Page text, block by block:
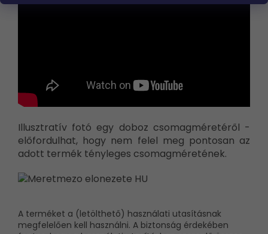
Illusztratív fotó egy doboz csomagméretéről -
előfordulhat, hogy nem felel meg pontosan az
adott termék tényleges csomagméretének.
A terméket a (letölthető) használati utasításnak
megfelelően kell használni. A biztonság érdekében